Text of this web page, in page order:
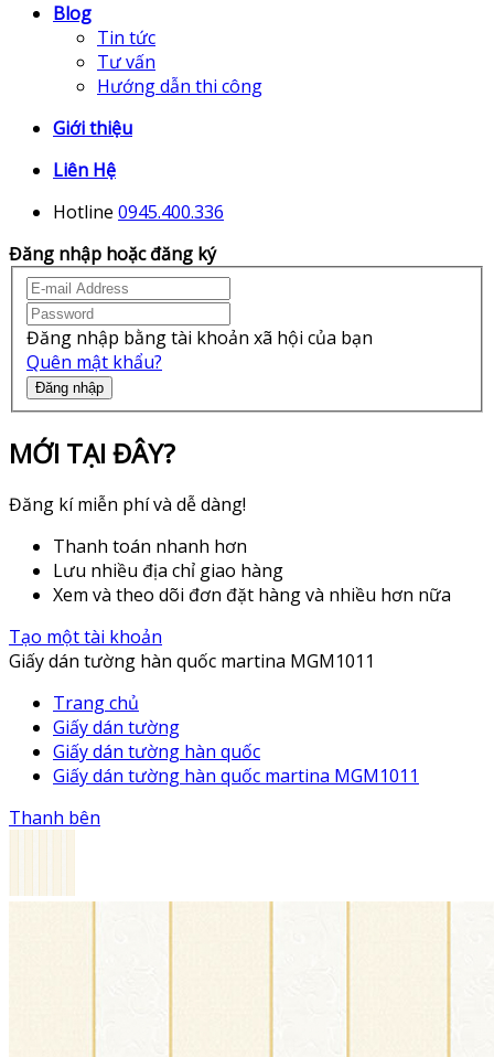
Blog
Tin tức
Tư vấn
Hướng dẫn thi công
Giới thiệu
Liên Hệ
Hotline 0945.400.336
Đăng nhập hoặc đăng ký
Đăng nhập bằng tài khoản xã hội của bạn
Quên mật khẩu?
Đăng nhập
MỚI TẠI ĐÂY?
Đăng kí miễn phí và dễ dàng!
Thanh toán nhanh hơn
Lưu nhiều địa chỉ giao hàng
Xem và theo dõi đơn đặt hàng và nhiều hơn nữa
Tạo một tài khoản
Giấy dán tường hàn quốc martina MGM1011
Trang chủ
Giấy dán tường
Giấy dán tường hàn quốc
Giấy dán tường hàn quốc martina MGM1011
Thanh bên